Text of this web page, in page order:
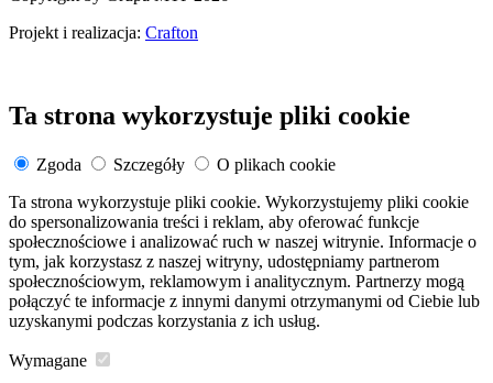
Projekt i realizacja: Crafton
Ta strona wykorzystuje pliki cookie
Zgoda Szczegóły
O plikach cookie
Ta strona wykorzystuje pliki cookie. Wykorzystujemy pliki cookie
do spersonalizowania treści i reklam, aby oferować funkcje
społecznościowe i analizować ruch w naszej witrynie. Informacje o
tym, jak korzystasz z naszej witryny, udostępniamy partnerom
społecznościowym, reklamowym i analitycznym. Partnerzy mogą
połączyć te informacje z innymi danymi otrzymanymi od Ciebie lub
uzyskanymi podczas korzystania z ich usług.
Wymagane